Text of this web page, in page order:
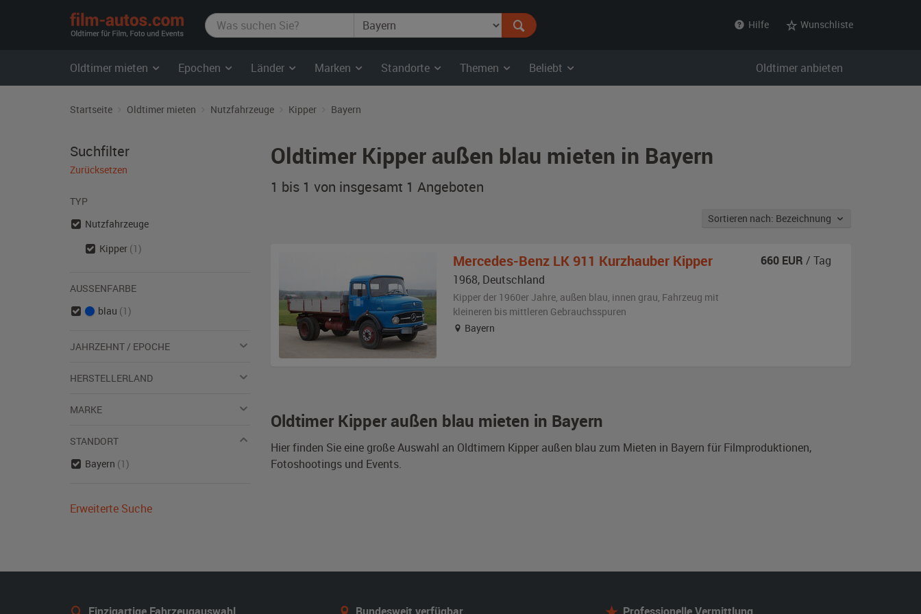
film-
autos.com
Hilfe Wunschliste
Oldtimer mieten Epochen Länder Marken Standorte Themen Beliebt Oldtimer anbieten
Startseite Oldtimer mieten Nutzfahrzeuge Kipper Bayern
Oldtimer Kipper außen blau mieten in Bayern
1 bis 1 von insgesamt 1 Angeboten
Sortieren nach: Bezeichnung
Oldtimer Kipper außen blau mieten in Bayern
Hier finden Sie eine große Auswahl an Oldtimern Kipper außen blau zum Mieten in Bayern für Filmproduktionen,
Fotoshootings und Events.
Mercedes-Benz LK 911 Kurzhauber Kipper
1968, Deutschland
Kipper der 1960er Jahre, außen blau, innen grau, Fahrzeug mit
kleineren bis mittleren Gebrauchsspuren
Bayern
660 EUR / Tag
Suchfilter
Zurücksetzen
TYP
Nutzfahrzeuge
Kipper (1)
AUSSENFARBE
blau (1)
JAHRZEHNT / EPOCHE
HERSTELLERLAND
MARKE
STANDORT
Bayern (1)
Erweiterte Suche